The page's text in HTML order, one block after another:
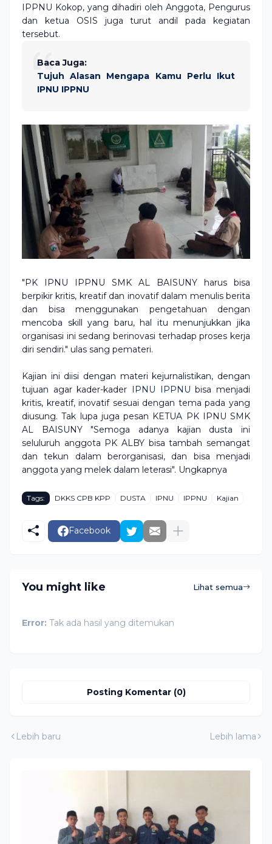
IPPNU Kokop, yang dihadiri oleh Anggota, Pengurus
dan ketua OSIS juga turut andil pada kegiatan
tersebut.
Baca Juga:
Tujuh Alasan Mengapa Kamu Perlu Ikut
IPNU IPPNU
"PK IPNU IPPNU SMK AL BAISUNY harus bisa
berpikir kritis, kreatif dan inovatif dalam menulis berita
dan bisa menggunakan pengetahuan dengan
mencoba skill yang baru, hal itu menunjukkan jika
organisasi ini sedang berinovasi terhadap proses kerja
diri sendiri." ulas sang pemateri.
Kajian ini diisi dengan materi kejurnalistikan, dengan
tujuan agar kader-kader IPNU IPPNU bisa menjadi
kritis, kreatif, inovatif sesuai dengan tema pada yang
diusung. Tak lupa juga pesan KETUA PK IPNU SMK
AL BAISUNY "Semoga adanya kajian dusta ini
seluluruh anggota PK ALBY bisa tambah semangat
dan tekun dalam berorganisasi, dan bisa menjadi
anggota yang melek dalam leterasi". Ungkapnya
Tags: DKKS CPB KPP DUSTA IPNU IPPNU Kajian
Facebook
You might like Lihat semua
Error: Tak ada hasil yang ditemukan
Posting Komentar (0)
Lebih baru Lebih lama